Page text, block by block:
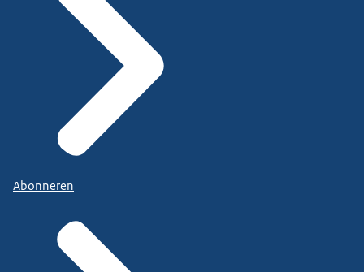
Abonneren